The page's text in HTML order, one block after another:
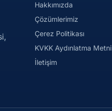
Hakkımızda
Çözümlerimiz
Çerez Politikası
KVKK Aydınlatma Metni
İletişim